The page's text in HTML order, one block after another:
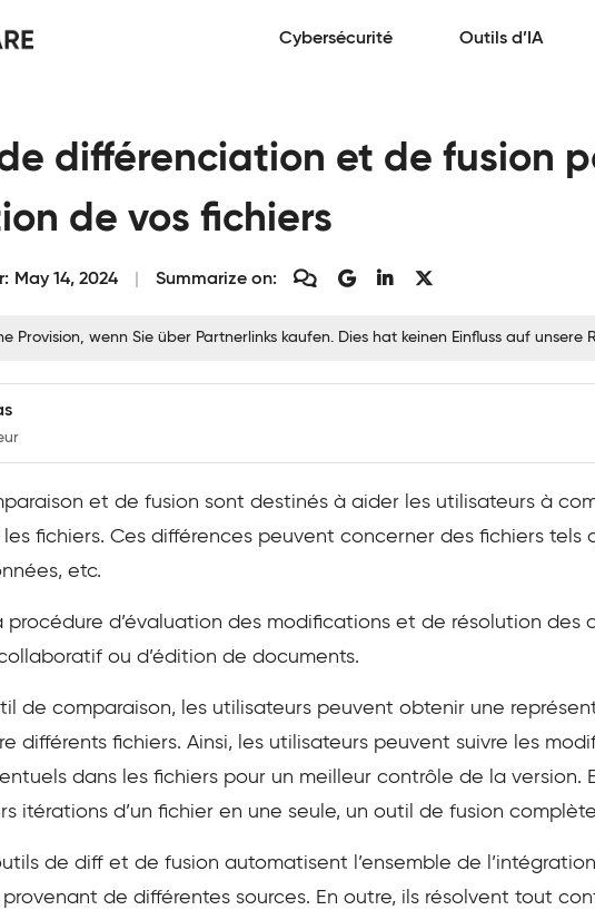
Cybersécurité Outils d’IA
différenciation et de fusion
de vos fichiers
May 14, 2024 Summarize on:
Provision, wenn Sie über Partnerlinks kaufen. Dies hat keinen Einfluss auf unsere
et de fusion sont destinés à aider les utilisateurs à
fichiers. Ces différences peuvent concerner des fichiers tels
etc.
procédure d’évaluation des modifications et de résolution des
ou d’édition de documents.
de comparaison, les utilisateurs peuvent obtenir une
différents fichiers. Ainsi, les utilisateurs peuvent suivre les
dans les fichiers pour un meilleur contrôle de la version.
itérations d’un fichier en une seule, un outil de fusion
de diff et de fusion automatisent l’ensemble de
de différentes sources. En outre, ils résolvent tout